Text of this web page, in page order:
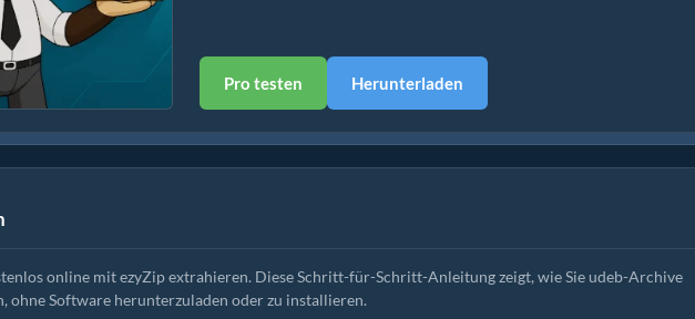
Pro testen Herunterladen
(kostenlos, ohne Installation)
online mit ezyZip extrahieren. Diese Schritt-für-Schritt-Anleitung zeigt, wie Sie udeb-Archive
ohne Software herunterzuladen oder zu installieren.